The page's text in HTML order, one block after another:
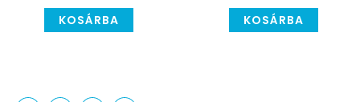
KOSÁRBA
KOSÁRBA